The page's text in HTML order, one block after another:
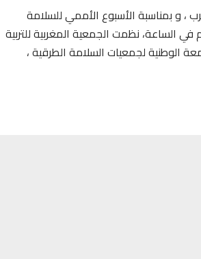
، و بمناسبة الأسبوع الأممي للسلامة
الذي اتخد هذه السنة كشعار طرقات آمنة بتخفيض السرعة إلى 30 كلم في الساعة، نظمت الجمعية المغربية للتربية
الوطنية لجمعيات السلامة الطرقية ،